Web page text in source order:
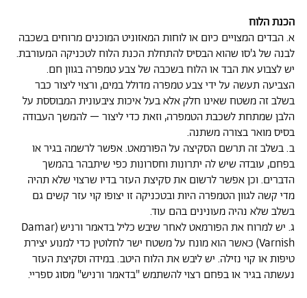
הכנת הלוח
א. הבדים המצויים כיום או לוחות המאזוניט המוכנים מרוחים בשכבה
לבנה של ג'סו שהוא הבסיס להתחלת הכנת הלוח לטכניקה המעורבת.
יש לצבוע את הבד או הלוח בשכבה של צבע טמפרה בגוון חם.
הצביעה תעשה על ידי צבע טמפרה מדולל במים, ורצוי ליצור כבר
בשלב זה משטח שאינו חלק אלא בעל איכות ציבעונית המבוססת על
הלבן שמתחת לשכבת הטמפרה, וזאת כדי ליצור – להמשך העבודה
בסיס מואר בצורה משתנה.
ב. בשלב זה תרשם הסקיצה על הפורמאט. אפשר לרשמה בגיר או
בפחם, עובדה שיש לה יתרונות וחסרונות כפי שיתבהר בהמשך
הדברים. וכן אפשר לרשום את סקיצת העזר בדיו שרצוי שלא תהיה
מדי קשה לגוון הטמפרה היות ובטכניקה זו יצופו קוי עזר קשים גם
בשלב שלא נהיה מעונינים בהם עוד.
ג. יש למרוח את הפורמאט לאחר שיבש כליל בדאמר ורניש (Damar
Varnish) כאשר הוא מונח על משטח ישר לחלוטין כדי למנוע יצירת
טיפות או קוי נזילה. יש ליבש את הלוח היטב. במידה וסקיצת העזר
נעשתה בגיר או בפחם רצוי להשתמש "בדאמר ורניש" מסוג ספריי.